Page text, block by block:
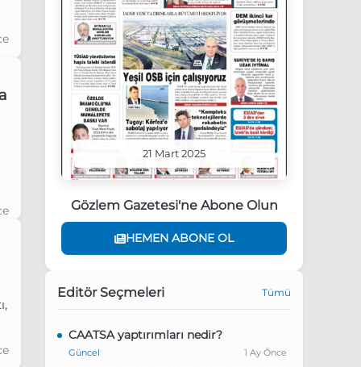
21 Mart 2025
Gözlem Gazetesi'ne Abone Olun
HEMEN ABONE OL
Editör Seçmeleri Tümü
CAATSA yaptırımları nedir?
Güncel 1 Ay Önce